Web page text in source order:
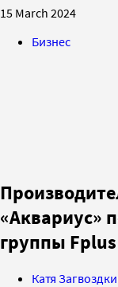
15 March 2024
Бизнес
«Аквариус»
группы Fplus
Катя